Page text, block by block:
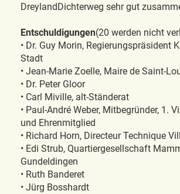
DreylandDichterweg sehr gut
Entschuldigungen(20 werden nicht
• Dr. Guy Morin, Regierungspräsident
Stadt
• Jean-Marie Zoelle, Maire de Saint-
• Dr. Peter Gloor
• Carl Miville, alt-Ständerat
• Paul-André Weber, Mitbegründer, 1.
und Ehrenmitglied
• Richard Horn, Directeur Technique
• Edi Strub, Quartiergesellschaft
Gundeldingen
• Ruth Banderet
• Jürg Bosshardt